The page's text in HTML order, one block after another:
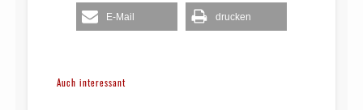
E-Mail drucken
Auch interessant